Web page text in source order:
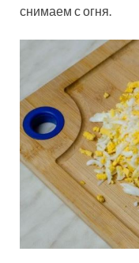
снимаем с огня.